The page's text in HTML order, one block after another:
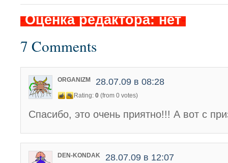
-Оценка редактора: нет-
7 Comments
ORGANIZM 28.07.09 в 08:28
Rating: 0 (from 0 votes)
Спасибо, это очень приятно!!! А вот с
DEN-KONDAK 28.07.09 в 12:07